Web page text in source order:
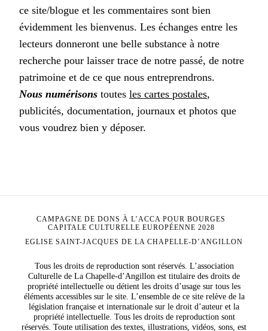
ce site/blogue et les commentaires sont bien
évidemment les bienvenus. Les échanges entre les
lecteurs donneront une belle substance à notre
recherche pour laisser trace de notre passé, de notre
patrimoine et de ce que nous entreprendrons.
Nous numérisons toutes les cartes postales,
publicités, documentation, journaux et photos que
vous voudrez bien y déposer.
Tous les droits de reproduction sont réservés. L’association
Culturelle de La Chapelle-d’Angillon est titulaire des droits de
propriété intellectuelle ou détient les droits d’usage sur tous les
éléments accessibles sur le site. L’ensemble de ce site relève de la
législation française et internationale sur le droit d’auteur et la
propriété intellectuelle. Tous les droits de reproduction sont
réservés. Toute utilisation des textes, illustrations, vidéos, sons, est
CAMPAGNE DE DONS À L’ACCA POUR BOURGES
CAPITALE CULTURELLE EUROPÉENNE 2028
EGLISE SAINT-JACQUES DE LA CHAPELLE-D’ANGILLON